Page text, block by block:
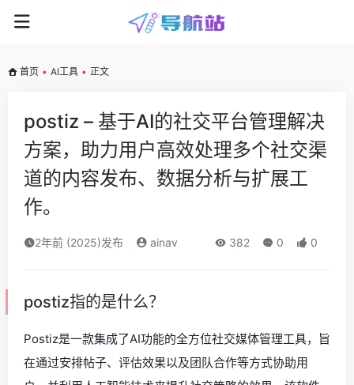
首页 • AI工具 • 正文
postiz – 基于AI的社交平台管理解决
方案，助力用户高效处理多个社交渠
道的内容发布、数据分析与扩展工
作。
2年前 (2025)发布 ainav 382 0 0
postiz指的是什么？
Postiz是一款集成了AI功能的全方位社交媒体管理工具，旨
在通过安排帖子、评估效果以及团队合作等方式协助用